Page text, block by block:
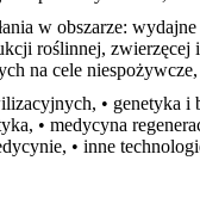
w obszarze:
roślinnej,
na cele
• genetyka
• medycyna
• inne